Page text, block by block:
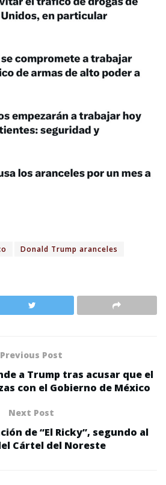
Donald Trump aranceles
Previous Post
a Trump tras acusar que el
con el Gobierno de México
Next Post
de “El Ricky”, segundo al
Cártel del Noreste